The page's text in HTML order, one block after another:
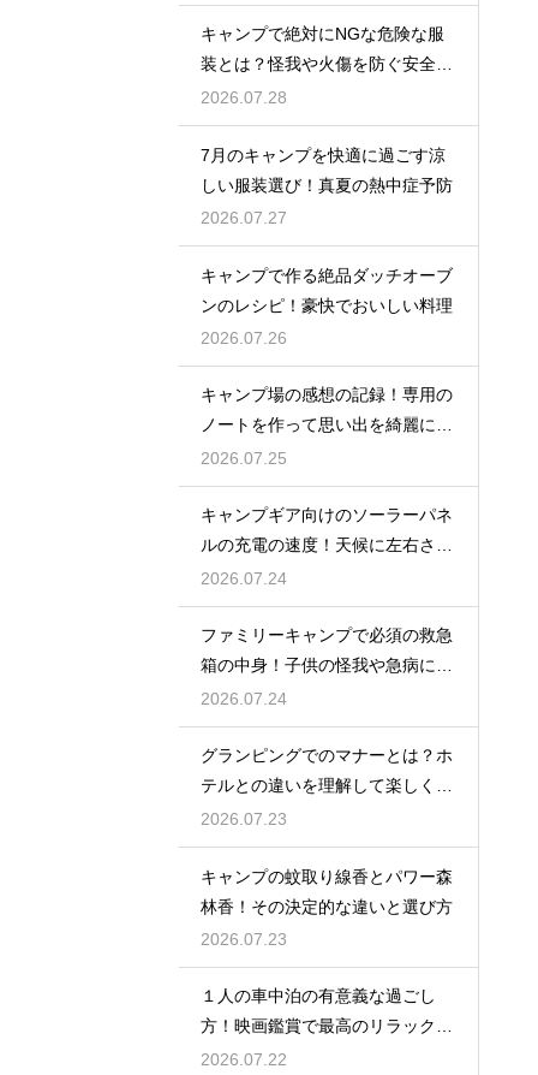
キャンプで絶対にNGな危険な服
装とは？怪我や火傷を防ぐ安全対
策
2026.07.28
7月のキャンプを快適に過ごす涼
しい服装選び！真夏の熱中症予防
2026.07.27
キャンプで作る絶品ダッチオーブ
ンのレシピ！豪快でおいしい料理
2026.07.26
キャンプ場の感想の記録！専用の
ノートを作って思い出を綺麗に残
そう
2026.07.25
キャンプギア向けのソーラーパネ
ルの充電の速度！天候に左右され
ない選び方
2026.07.24
ファミリーキャンプで必須の救急
箱の中身！子供の怪我や急病に備
えるセット
2026.07.24
グランピングでのマナーとは？ホ
テルとの違いを理解して楽しく過
ごす
2026.07.23
キャンプの蚊取り線香とパワー森
林香！その決定的な違いと選び方
2026.07.23
１人の車中泊の有意義な過ごし
方！映画鑑賞で最高のリラックス
タイム
2026.07.22